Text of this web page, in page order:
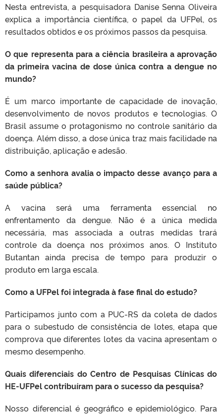
Nesta entrevista, a pesquisadora Danise Senna Oliveira
explica a importância científica, o papel da UFPel, os
resultados obtidos e os próximos passos da pesquisa.
O que representa para a ciência brasileira a aprovação
da primeira vacina de dose única contra a dengue no
mundo?
É um marco importante de capacidade de inovação,
desenvolvimento de novos produtos e tecnologias. O
Brasil assume o protagonismo no controle sanitário da
doença. Além disso, a dose única traz mais facilidade na
distribuição, aplicação e adesão.
Como a senhora avalia o impacto desse avanço para a
saúde pública?
A vacina será uma ferramenta essencial no
enfrentamento da dengue. Não é a única medida
necessária, mas associada a outras medidas trará
controle da doença nos próximos anos. O Instituto
Butantan ainda precisa de tempo para produzir o
produto em larga escala.
Como a UFPel foi integrada à fase final do estudo?
Participamos junto com a PUC-RS da coleta de dados
para o subestudo de consistência de lotes, etapa que
comprova que diferentes lotes da vacina apresentam o
mesmo desempenho.
Quais diferenciais do Centro de Pesquisas Clínicas do
HE-UFPel contribuíram para o sucesso da pesquisa?
Nosso diferencial é geográfico e epidemiológico. Para